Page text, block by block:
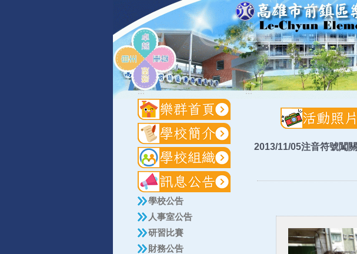
:::
學校公告
人事室公告
研習比賽
財務公告
:::
2013/11/05注音符號闖關